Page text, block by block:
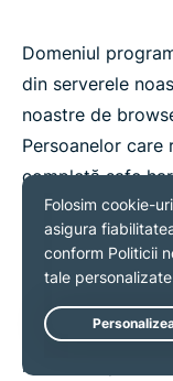
Domeniul
din serverele
noastre de
Persoanelor
completă safe
bune practici
securitate.
Programul
YesWeHack.
multe sau pentru